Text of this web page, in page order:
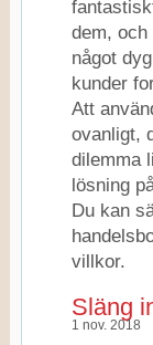
dem, och
något
kunder
Att
ovanligt,
dilemma
lösning
Du kan
villkor.
Släng
1 nov. 2018